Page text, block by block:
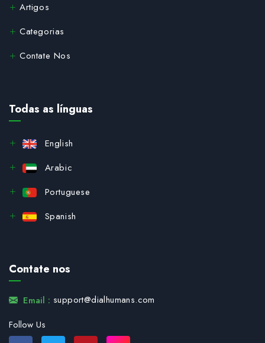
Artigos
Categorias
Contate Nos
Todas as línguas
English
Arabic
Portuguese
Spanish
Contate nos
Email : support@dialhumans.com
Follow Us